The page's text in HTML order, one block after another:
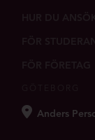
Anders